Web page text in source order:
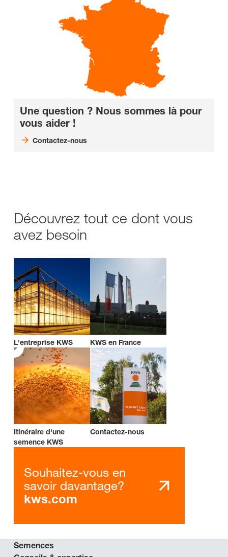
Une question ? Nous sommes là pour
vous aider !
Contactez-nous
Découvrez tout ce dont vous
avez besoin
L'entreprise KWS KWS en France
Itinéraire d'une
semence KWS
Contactez-nous
Souhaitez-vous en
savoir davantage?
kws.com
Semences